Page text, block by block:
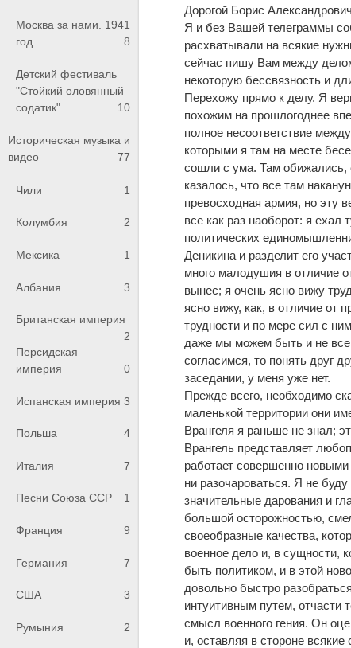
Москва за нами. 1941
год.
8
Детский фестиваль
"Стойкий оловянный
содатик"
10
Историческая музыка и
видео
77
Чили 1
Колумбия 2
Мексика 1
Албания 3
Британская империя
2
Персидская
империя
0
Испанская империя 3
Польша 4
Италия 7
Песни Союза ССР 1
Франция 9
Германия 7
США 3
Румыния 2
Дорогой Борис
Я и без Вашей телеграммы
расхватывали на всякие
сейчас пишу Вам между
некоторую бессвязность и
Перехожу прямо к делу. Я
похожим на прошлогоднее
полное несоответствие
которыми я там на месте
сошли с ума. Там обижались,
казалось, что все там
превосходная армия, но эту
все как раз наоборот: я ехал
политических
Деникина и разделит его
много малодушия в отличие
вынес; я очень ясно вижу
ясно вижу, как, в отличие от
трудности и по мере сил с
даже мы можем быть и не
согласимся, то понять друг
заседании, у меня уже нет.
Прежде всего, необходимо
маленькой территории они
Врангеля я раньше не знал;
Врангель представляет
работает совершенно
ни разочароваться. Я не
значительные дарования и
большой осторожностью,
своеобразные качества,
военное дело и, в сущности,
быть политиком, и в этой
довольно быстро
интуитивным путем, отчасти
смысл военного гения. Он
и, оставляя в стороне всякие